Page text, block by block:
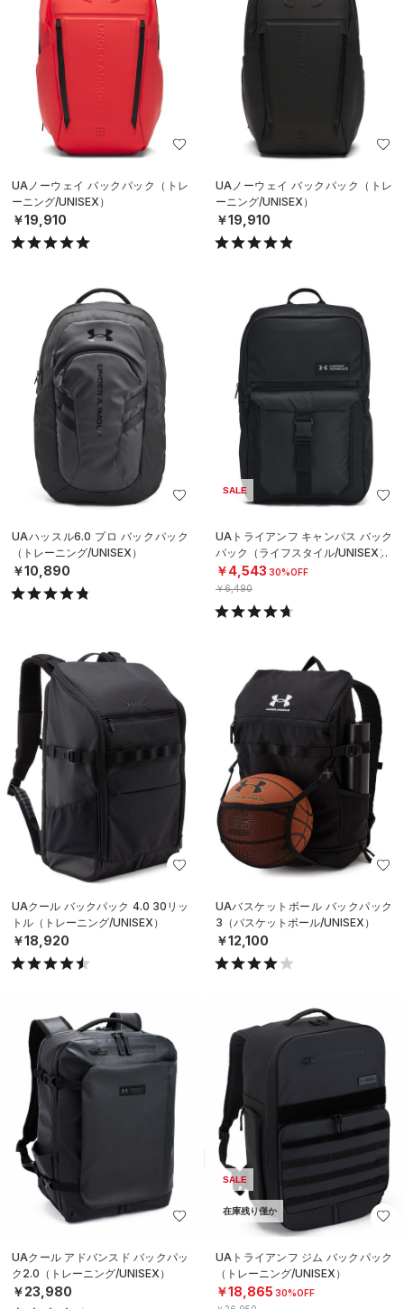
UAノーウェイ バックパック（トレ
ーニング/UNISEX）
￥19,910
UAノーウェイ バックパック（トレ
ーニング/UNISEX）
￥19,910
UAハッスル6.0 プロ バックパック
（トレーニング/UNISEX）
￥10,890
SALE
UAトライアンフ キャンパス バック
パック（ライフスタイル/UNISEX）
￥4,543 30%OFF
￥6,490
UAクール バックパック 4.0 30リッ
トル（トレーニング/UNISEX）
￥18,920
UAバスケットボール バックパック
3（バスケットボール/UNISEX）
￥12,100
UAクール アドバンスド バックパッ
ク2.0（トレーニング/UNISEX）
￥23,980
SALE
在庫残り僅か
UAトライアンフ ジム バックパック
（トレーニング/UNISEX）
￥18,865 30%OFF